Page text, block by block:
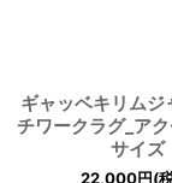
ギャッベキリムジ
チワークラグ_ア
サイズ
22,000円(